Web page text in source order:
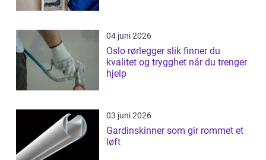
04 juni 2026
Oslo rørlegger slik finner du
kvalitet og trygghet når du trenger
hjelp
03 juni 2026
Gardinskinner som gir rommet et
løft